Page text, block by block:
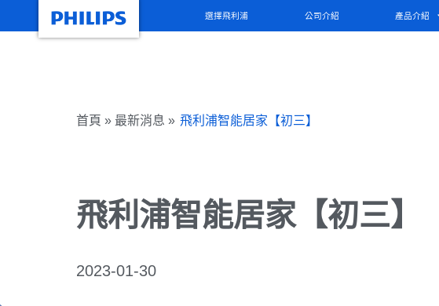
選擇飛利浦 公司介紹 產品介紹
首頁 » 最新消息 » 飛利浦智能居家【初三】
飛利浦智能居家【初三】
2023-01-30